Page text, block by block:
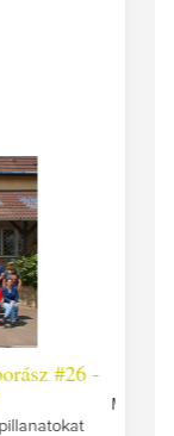
egy év alatt
vizsgákat, már
az utolsó...